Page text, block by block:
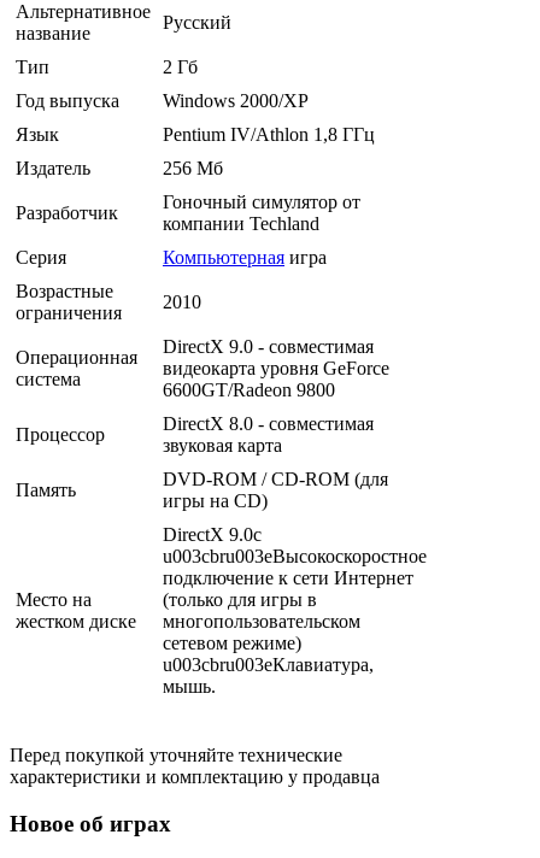
Альтернативное
название
Русский
Тип
2 Гб
Год выпуска
Windows 2000/XP
Язык
Pentium IV/Athlon 1,8 ГГц
Издатель
256 Мб
Разработчик
Гоночный симулятор от
компании Techland
Серия
Компьютерная игра
Возрастные
ограничения
2010
Операционная
система
DirectX 9.0 - совместимая
видеокарта уровня GeForce
6600GT/Radeon 9800
Процессор
DirectX 8.0 - совместимая
звуковая карта
Память
DVD-ROM / CD-ROM (для
игры на CD)
Место на
жестком диске
DirectX 9.0c
u003cbru003eВысокоскоростное
подключение к сети Интернет
(только для игры в
многопользовательском
сетевом режиме)
u003cbru003eКлавиатура,
мышь.
Перед покупкой уточняйте технические
характеристики и комплектацию у продавца
Новое об играх